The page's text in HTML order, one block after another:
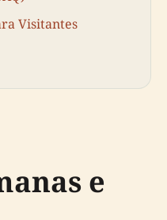
Visitantes
e